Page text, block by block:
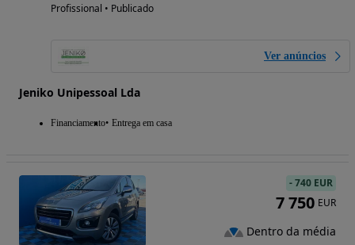
Profissional • Publicado
Ver anúncios
Jeniko Unipessoal Lda
Financiamento Entrega em casa
-740 EUR
7 750 EUR
Dentro da média